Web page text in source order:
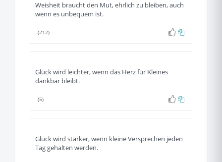
Weisheit braucht den Mut, ehrlich zu bleiben, auch
wenn es unbequem ist.
(212)
Glück wird leichter, wenn das Herz für Kleines
dankbar bleibt.
(5)
Glück wird stärker, wenn kleine Versprechen jeden
Tag gehalten werden.